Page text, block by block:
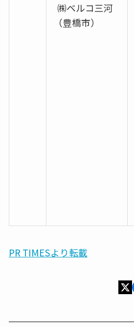
㈱ベルコ三河
（豊橋市）
PR TIMESより転載